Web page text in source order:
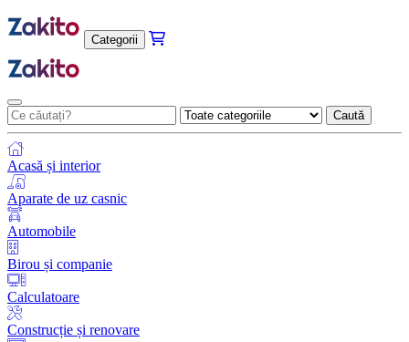
Categorii
Caută
Acasă și interior
Aparate de uz casnic
Automobile
Birou și companie
Calculatoare
Construcție și renovare